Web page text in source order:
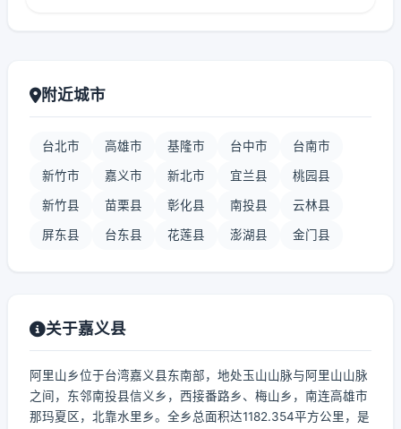
附近城市
台北市 高雄市 基隆市 台中市 台南市
新竹市 嘉义市 新北市 宜兰县 桃园县
新竹县 苗栗县 彰化县 南投县 云林县
屏东县 台东县 花莲县 澎湖县 金门县
关于嘉义县
阿里山乡位于台湾嘉义县东南部，地处玉山山脉与阿里山山脉
之间，东邻南投县信义乡，西接番路乡、梅山乡，南连高雄市
那玛夏区，北靠水里乡。全乡总面积达1182.354平方公里，是